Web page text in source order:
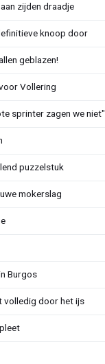
zijden draadje
knoop door
geblazen!
Vollering
sprinter zagen we niet"
puzzelstuk
mokerslag
Burgos
volledig door het ijs